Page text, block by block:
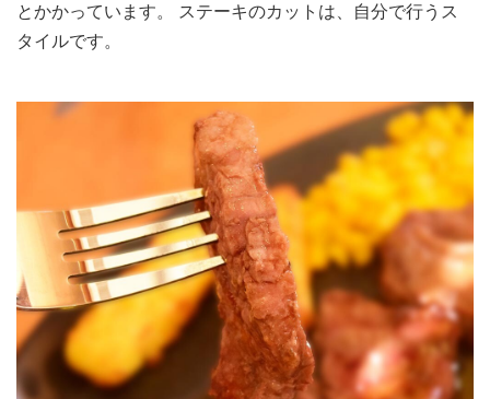
とかかっています。 ステーキのカットは、自分で行うス
タイルです。